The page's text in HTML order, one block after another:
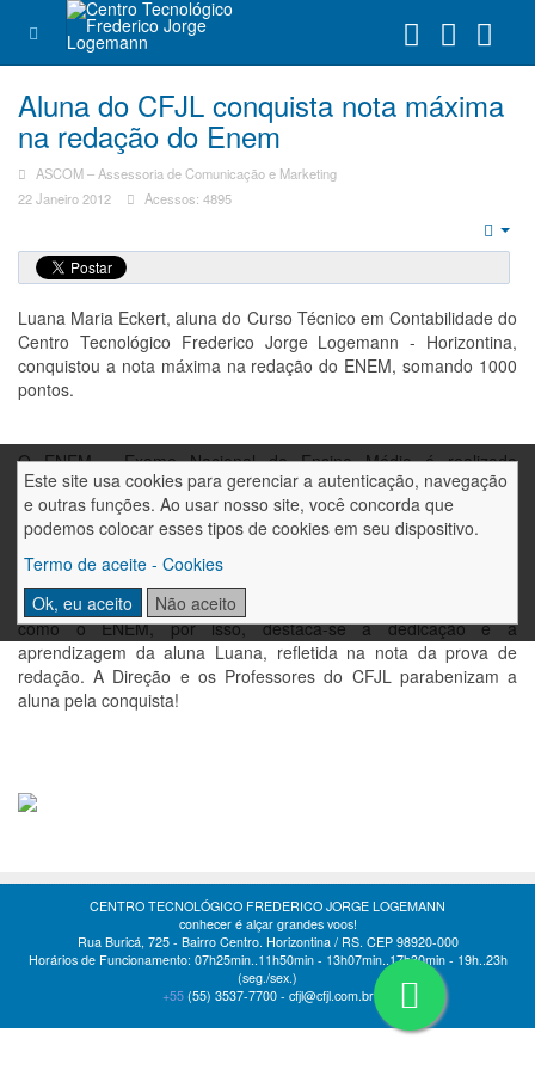
Este site usa cookies para gerenciar a autenticação, navegação
e outras funções. Ao usar nosso site, você concorda que
podemos colocar esses tipos de cookies em seu dispositivo.
Termo de aceite - Cookies
Ok, eu aceito
Não aceito
Aluna do CFJL conquista nota máxima
na redação do Enem
ASCOM – Assessoria de Comunicação e Marketing
22 Janeiro 2012
Acessos: 4895
Luana Maria Eckert, aluna do Curso Técnico em Contabilidade do
Centro Tecnológico Frederico Jorge Logemann - Horizontina,
conquistou a nota máxima na redação do ENEM, somando 1000
pontos.
O ENEM - Exame Nacional do Ensino Médio é realizado
anualmente em todo o território nacional, com o obtivo de avaliar
os conhecimentos dos alunos concluintes do ensino médio e é
coordenado pelo Ministério da Educação.
Geralmente, notas máximas são raramente obtidas em provas
como o ENEM, por isso, destaca-se a dedicação e a
aprendizagem da aluna Luana, refletida na nota da prova de
redação. A Direção e os Professores do CFJL parabenizam a
aluna pela conquista!
CENTRO TECNOLÓGICO FREDERICO JORGE LOGEMANN
conhecer é alçar grandes voos!
Rua Buricá, 725 - Bairro Centro. Horizontina / RS. CEP 98920-000
Horários de Funcionamento: 07h25min..11h50min - 13h07min..17h30min - 19h..23h
(seg./sex.)
+55 (55) 3537-7700 - cfjl@cfjl.com.br